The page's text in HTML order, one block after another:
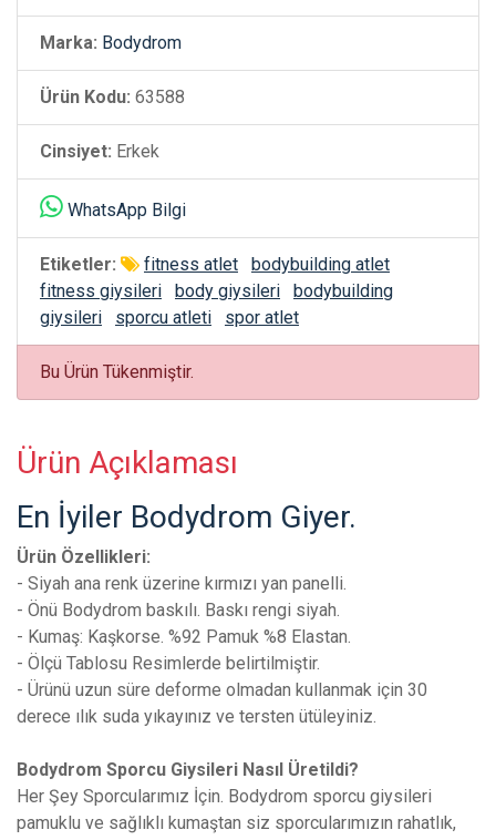
Marka: Bodydrom
Ürün Kodu: 63588
Cinsiyet: Erkek
WhatsApp Bilgi
Etiketler: fitness atlet
bodybuilding atlet
fitness giysileri
body giysileri
bodybuilding
giysileri
sporcu atleti spor atlet
Bu Ürün Tükenmiştir.
Ürün Açıklaması
En İyiler Bodydrom Giyer.
Ürün Özellikleri:
- Siyah ana renk üzerine kırmızı yan panelli.
- Önü Bodydrom baskılı. Baskı rengi siyah.
- Kumaş: Kaşkorse. %92 Pamuk %8 Elastan.
- Ölçü Tablosu Resimlerde belirtilmiştir.
- Ürünü uzun süre deforme olmadan kullanmak için 30
derece ılık suda yıkayınız ve tersten ütüleyiniz.
Bodydrom Sporcu Giysileri Nasıl Üretildi?
Her Şey Sporcularımız İçin. Bodydrom sporcu giysileri
pamuklu ve sağlıklı kumaştan siz sporcularımızın rahatlık,